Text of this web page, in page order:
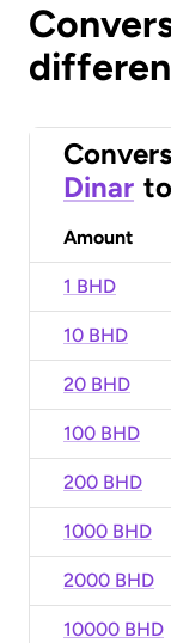
Dinar to
Amount
1 BHD
10 BHD
20 BHD
100 BHD
200 BHD
1000 BHD
2000 BHD
10000 BHD